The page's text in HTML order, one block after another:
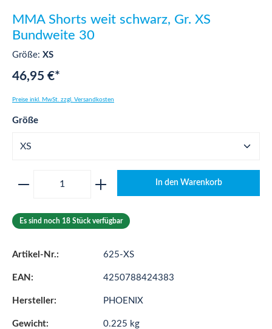
MMA Shorts weit schwarz, Gr. XS
Bundweite 30
Größe: XS
46,95 €*
Preise inkl. MwSt. zzgl. Versandkosten
Größeauswählen
Produkt Anzahl: Gib den gewünschten
In den Warenkorb
Es sind noch 18 Stück verfügbar
Artikel-Nr.: 625-XS
EAN: 4250788424383
Hersteller: PHOENIX
Gewicht: 0.225 kg